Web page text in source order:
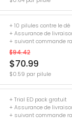
+ 10 pilules contre le dé
+ Assurance de
+ suivant commande
$94.42
$70.99
$0.59 par pilule
+ Trial ED pack gratuit
+ Assurance de
+ suivant commande